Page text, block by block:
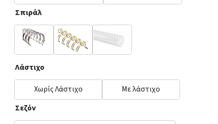
Σπιράλ
Ασημί Χρυσό Coil
Λάστιχο
Χωρίς Λάστιχο
Με λάστιχο
Σεζόν